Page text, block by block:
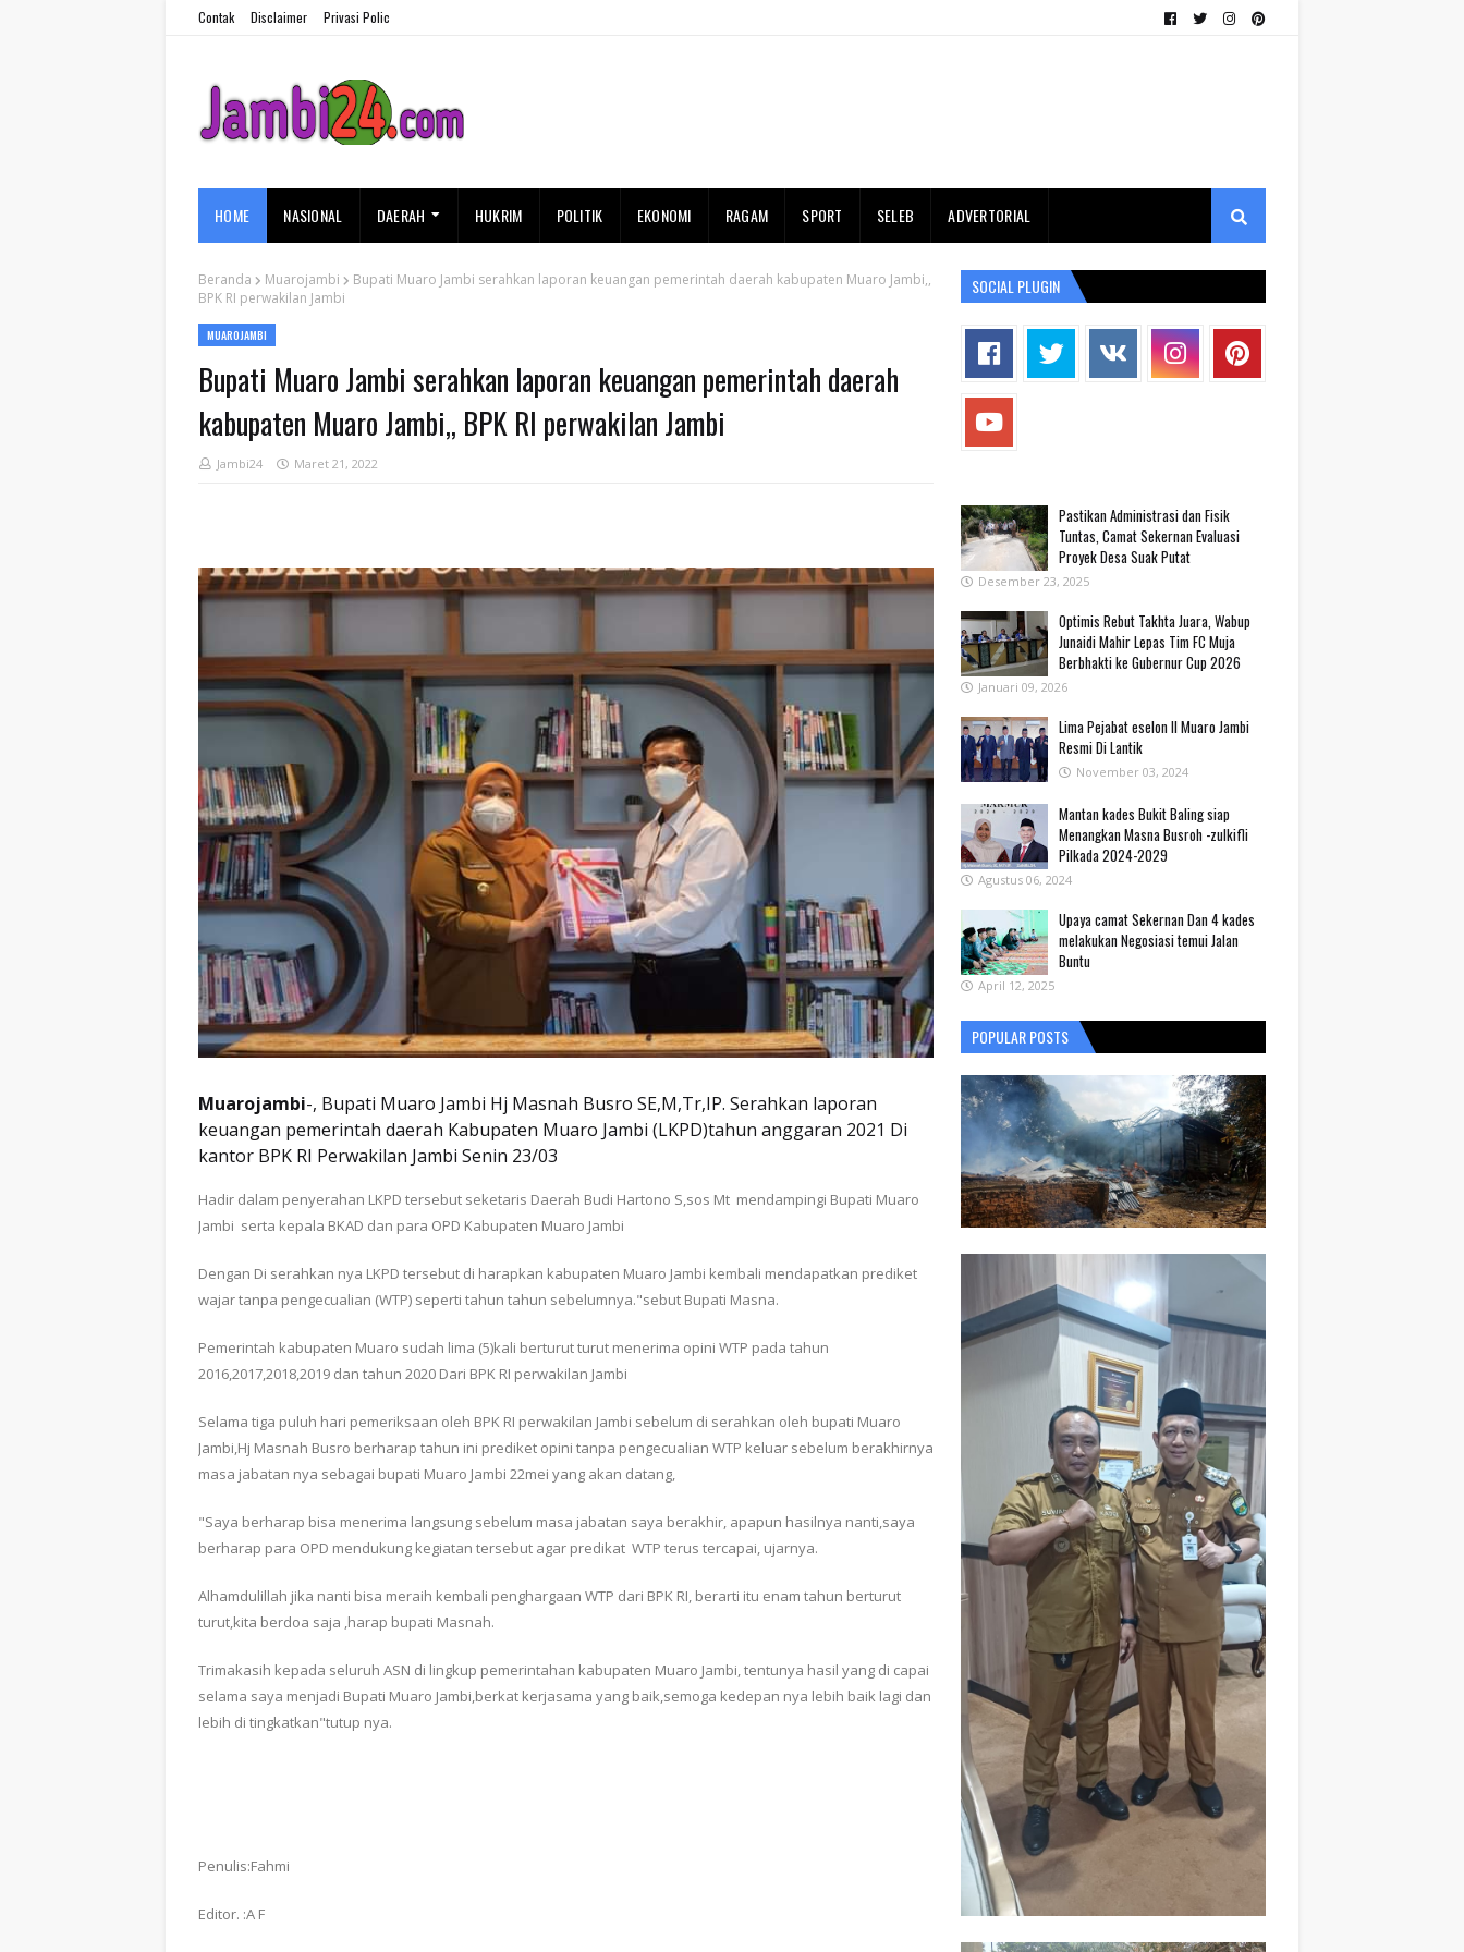
Contak Disclaimer Privasi Polic
HOME NASIONAL DAERAH HUKRIM POLITIK EKONOMI RAGAM SPORT SELEB ADVERTORIAL
Beranda Muarojambi
Bupati Muaro Jambi serahkan laporan keuangan pemerintah daerah kabupaten Muaro Jambi,,
BPK RI perwakilan Jambi
MUAROJAMBI
Bupati Muaro Jambi serahkan laporan keuangan pemerintah daerah
kabupaten Muaro Jambi,, BPK RI perwakilan Jambi
Jambi24 Maret 21, 2022
Muarojambi-, Bupati Muaro Jambi Hj Masnah Busro SE,M,Tr,IP. Serahkan laporan
keuangan pemerintah daerah Kabupaten Muaro Jambi (LKPD)tahun anggaran 2021 Di
kantor BPK RI Perwakilan Jambi Senin 23/03
Hadir dalam penyerahan LKPD tersebut seketaris Daerah Budi Hartono S,sos Mt mendampingi Bupati Muaro
Jambi serta kepala BKAD dan para OPD Kabupaten Muaro Jambi
Dengan Di serahkan nya LKPD tersebut di harapkan kabupaten Muaro Jambi kembali mendapatkan prediket
wajar tanpa pengecualian (WTP) seperti tahun tahun sebelumnya."sebut Bupati Masna.
Pemerintah kabupaten Muaro sudah lima (5)kali berturut turut menerima opini WTP pada tahun
2016,2017,2018,2019 dan tahun 2020 Dari BPK RI perwakilan Jambi
Selama tiga puluh hari pemeriksaan oleh BPK RI perwakilan Jambi sebelum di serahkan oleh bupati Muaro
Jambi,Hj Masnah Busro berharap tahun ini prediket opini tanpa pengecualian WTP keluar sebelum berakhirnya
masa jabatan nya sebagai bupati Muaro Jambi 22mei yang akan datang,
"Saya berharap bisa menerima langsung sebelum masa jabatan saya berakhir, apapun hasilnya nanti,saya
berharap para OPD mendukung kegiatan tersebut agar predikat WTP terus tercapai, ujarnya.
Alhamdulillah jika nanti bisa meraih kembali penghargaan WTP dari BPK RI, berarti itu enam tahun berturut
turut,kita berdoa saja ,harap bupati Masnah.
Trimakasih kepada seluruh ASN di lingkup pemerintahan kabupaten Muaro Jambi, tentunya hasil yang di capai
selama saya menjadi Bupati Muaro Jambi,berkat kerjasama yang baik,semoga kedepan nya lebih baik lagi dan
lebih di tingkatkan"tutup nya.
Penulis:Fahmi
Editor. :A F
SOCIAL PLUGIN
Pastikan Administrasi dan Fisik
Tuntas, Camat Sekernan Evaluasi
Proyek Desa Suak Putat
Desember 23, 2025
Optimis Rebut Takhta Juara, Wabup
Junaidi Mahir Lepas Tim FC Muja
Berbhakti ke Gubernur Cup 2026
Januari 09, 2026
Lima Pejabat eselon II Muaro Jambi
Resmi Di Lantik
November 03, 2024
Mantan kades Bukit Baling siap
Menangkan Masna Busroh -zulkifli
Pilkada 2024-2029
Agustus 06, 2024
Upaya camat Sekernan Dan 4 kades
melakukan Negosiasi temui Jalan
Buntu
April 12, 2025
POPULAR POSTS